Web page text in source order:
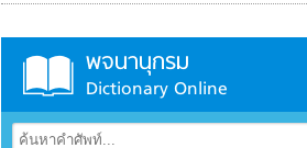
พจนานุกรม
Dictionary Online